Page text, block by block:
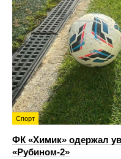
Спорт
ФК «Химик» одержал
«Рубином‑2»